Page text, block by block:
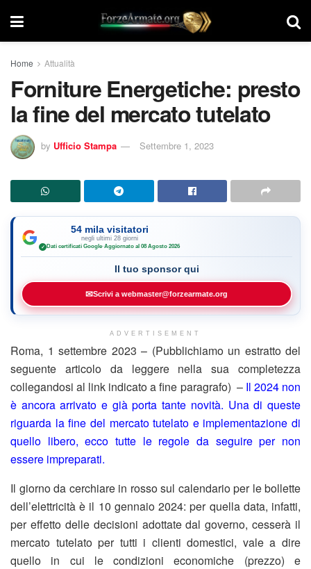
Home Attualità
Forniture Energetiche: presto
la fine del mercato tutelato
by Ufficio Stampa Settembre 1, 2023
54 mila visitatori
negli ultimi 28 giorni
✓ Dati certificati Google·Aggiornato al 08 Agosto 2026
Il tuo sponsor qui
✉Scrivi a webmaster@forzearmate.org
ADVERTISEMENT
Roma, 1 settembre 2023 – (Pubblichiamo un estratto del
seguente articolo da leggere nella sua completezza
collegandosi al link indicato a fine paragrafo) – Il 2024 non
è ancora arrivato e già porta tante novità. Una di queste
riguarda la fine del mercato tutelato e implementazione di
quello libero, ecco tutte le regole da seguire per non
essere impreparati.
Il giorno da cerchiare in rosso sul calendario per le bollette
dell’elettricità è il 10 gennaio 2024: per quella data, infatti,
per effetto delle decisioni adottate dal governo, cesserà il
mercato tutelato per tutti i clienti domestici, vale a dire
quello in cui le condizioni economiche (prezzo) e